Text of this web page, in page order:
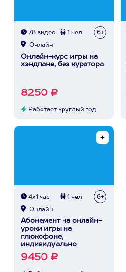
78 видео 1 чел 6+
Онлайн
Онлайн-курс игры на
хэндпане, без куратора
8250 ₽
Работает круглый год
4х1 час 1 чел 6+
Онлайн
Абонемент на онлайн-
уроки игры на
глюкофоне,
индивидуально
9450 ₽